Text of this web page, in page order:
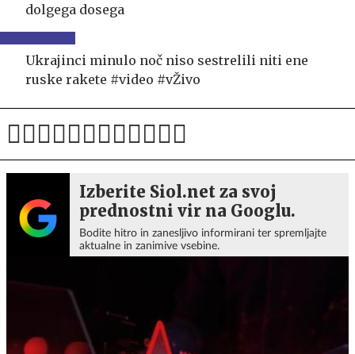
dolgega dosega
Ukrajinci minulo noč niso sestrelili niti ene
ruske rakete #video #vŽivo
Izberite Siol.net za svoj
prednostni vir na Googlu.
Bodite hitro in zanesljivo informirani ter spremljajte
aktualne in zanimive vsebine.